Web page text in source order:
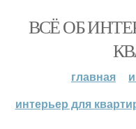
ВСЁ ОБ
главная
интерьер для